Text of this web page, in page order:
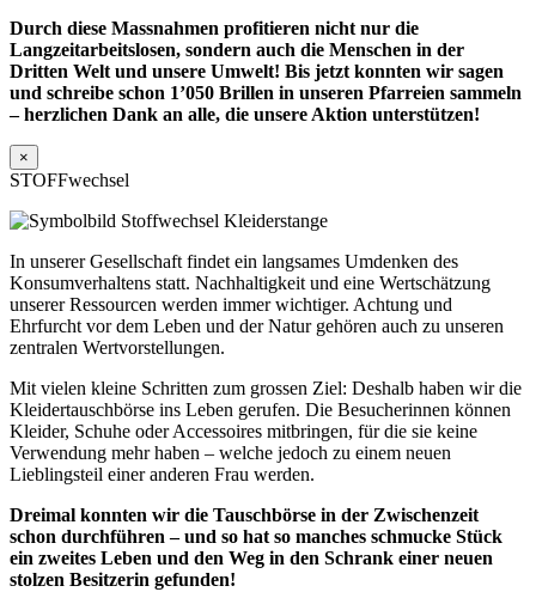
Durch diese Massnahmen profitieren nicht nur die
Langzeitarbeitslosen, sondern auch die Menschen in der
Dritten Welt und unsere Umwelt! Bis jetzt konnten wir sagen
und schreibe schon 1’050 Brillen in unseren Pfarreien sammeln
– herzlichen Dank an alle, die unsere Aktion unterstützen!
×
STOFFwechsel
In unserer Gesellschaft findet ein langsames Umdenken des
Konsumverhaltens statt. Nachhaltigkeit und eine Wertschätzung
unserer Ressourcen werden immer wichtiger. Achtung und
Ehrfurcht vor dem Leben und der Natur gehören auch zu unseren
zentralen Wertvorstellungen.
Mit vielen kleine Schritten zum grossen Ziel: Deshalb haben wir die
Kleidertauschbörse ins Leben gerufen. Die Besucherinnen können
Kleider, Schuhe oder Accessoires mitbringen, für die sie keine
Verwendung mehr haben – welche jedoch zu einem neuen
Lieblingsteil einer anderen Frau werden.
Dreimal konnten wir die Tauschbörse in der Zwischenzeit
schon durchführen – und so hat so manches schmucke Stück
ein zweites Leben und den Weg in den Schrank einer neuen
stolzen Besitzerin gefunden!